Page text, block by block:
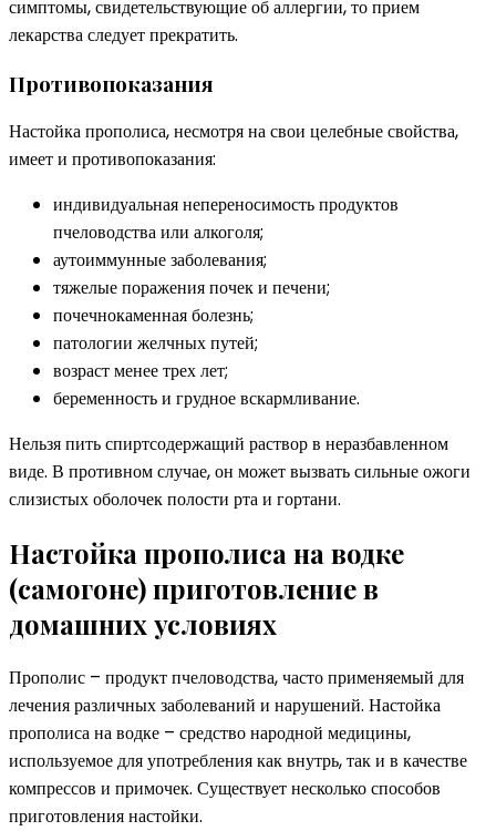
симптомы, свидетельствующие об аллергии, то прием
лекарства следует прекратить.
Противопоказания
Настойка прополиса, несмотря на свои целебные свойства,
имеет и противопоказания:
индивидуальная непереносимость продуктов
пчеловодства или алкоголя;
аутоиммунные заболевания;
тяжелые поражения почек и печени;
почечнокаменная болезнь;
патологии желчных путей;
возраст менее трех лет;
беременность и грудное вскармливание.
Нельзя пить спиртсодержащий раствор в неразбавленном
виде. В противном случае, он может вызвать сильные ожоги
слизистых оболочек полости рта и гортани.
Настойка прополиса на водке
(самогоне) приготовление в
домашних условиях
Прополис – продукт пчеловодства, часто применяемый для
лечения различных заболеваний и нарушений. Настойка
прополиса на водке – средство народной медицины,
используемое для употребления как внутрь, так и в качестве
компрессов и примочек. Существует несколько способов
приготовления настойки.